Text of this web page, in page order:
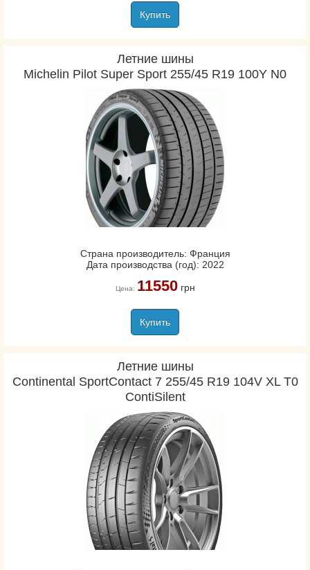
Купить
Летние шины
Michelin Pilot Super Sport 255/45 R19 100Y N0
Страна производитель: Франция
Дата производства (год): 2022
Цена: 11550грн
Купить
Летние шины
Continental SportContact 7 255/45 R19 104V XL Т0
ContiSilent